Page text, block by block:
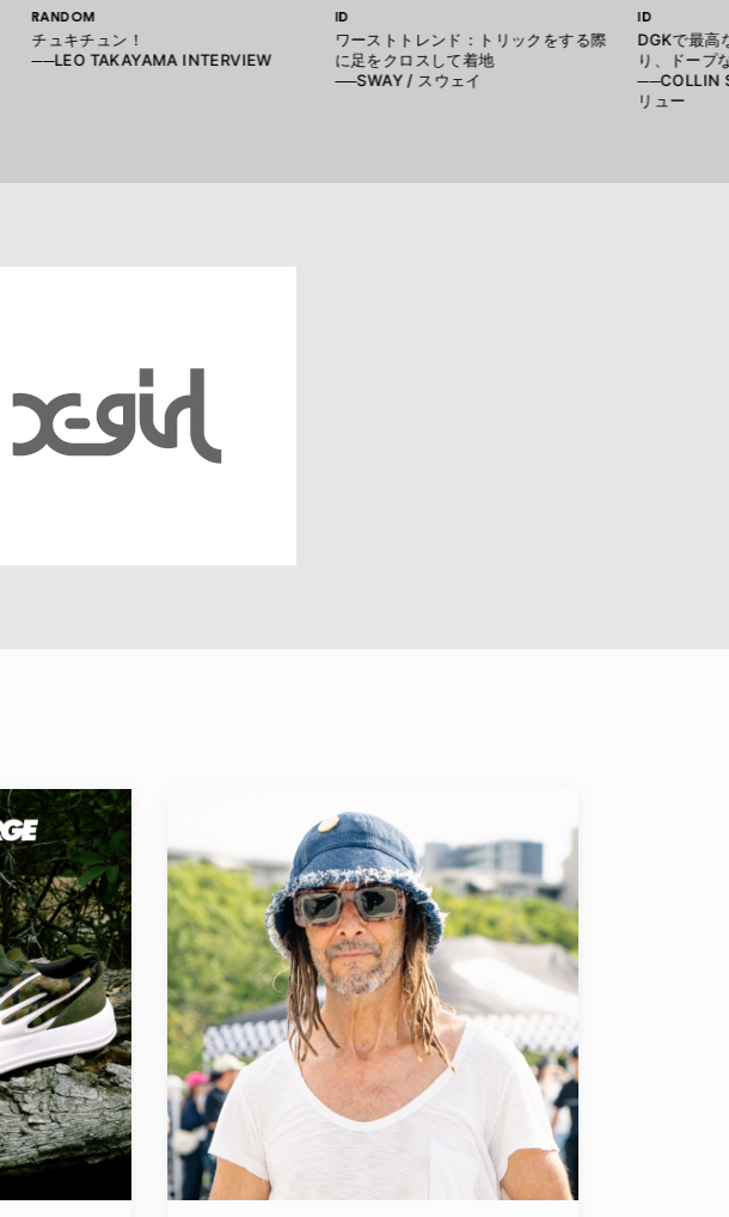
RANDOM
チュキチュン！
──LEO TAKAYAMA INTERVIEW
ID
ワーストトレンド：トリックをする際
に足をクロスして着地
──SWAY / スウェイ
ID
DGKで最高
り、ドープ
──COLLIN
リュー